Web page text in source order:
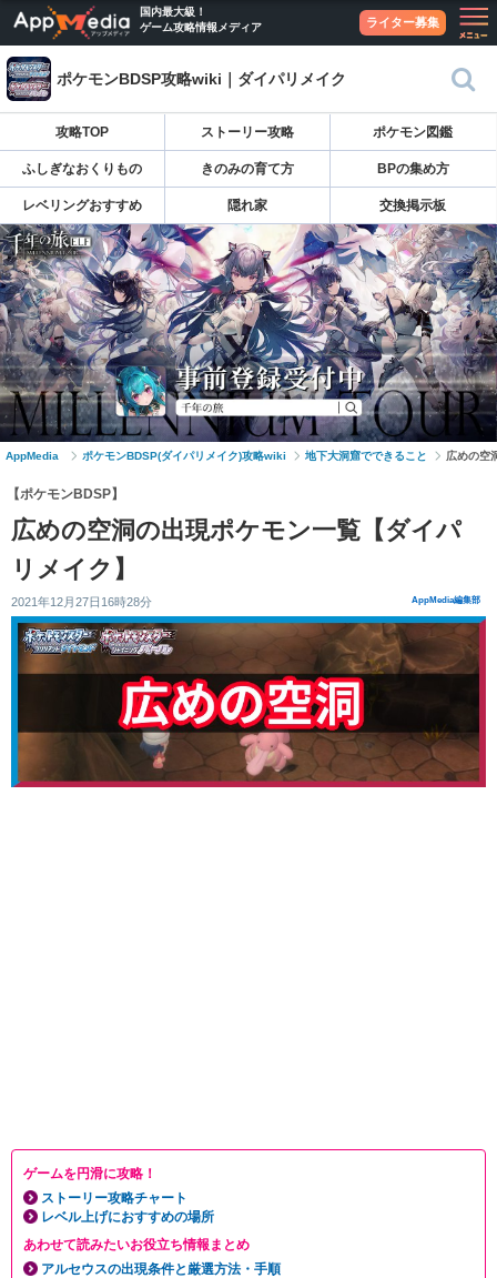
国内最大級！
ゲーム攻略情報メディア
ライター募集
ポケモンBDSP攻略wiki｜ダイパリメイク
攻略TOP ストーリー攻略 ポケモン図鑑
ふしぎなおくりもの きのみの育て方 BPの集め方
レベリングおすすめ 隠れ家 交換掲示板
AppMedia ポケモンBDSP(ダイパリメイク)攻略wiki 地下大洞窟でできること 広めの空
【ポケモンBDSP】
広めの空洞の出現ポケモン一覧【ダイパ
リメイク】
2021年12月27日16時28分 AppMedia編集部
ゲームを円滑に攻略！
ストーリー攻略チャート
レベル上げにおすすめの場所
あわせて読みたいお役立ち情報まとめ
アルセウスの出現条件と厳選方法・手順